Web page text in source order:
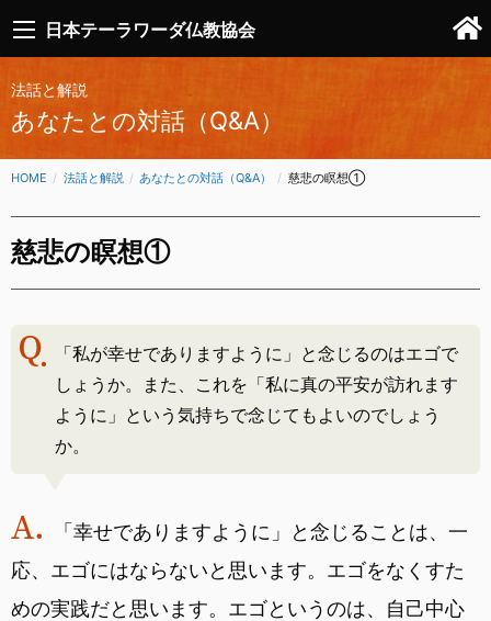
日本テーラワーダ仏教協会
法話と解説
あなたとの対話（Q&A）
HOME 法話と解説 あなたとの対話（Q&A） CURRENT:
慈悲の瞑想①
慈悲の瞑想①
「私が幸せでありますように」と念じるのはエゴで
しょうか。また、これを「私に真の平安が訪れます
ように」という気持ちで念じてもよいのでしょう
か。
「幸せでありますように」と念じることは、一
応、エゴにはならないと思います。エゴをなくすた
めの実践だと思います。エゴというのは、自己中心